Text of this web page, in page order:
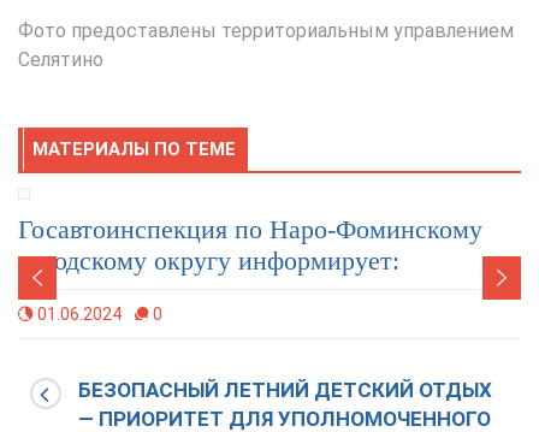
Фото предоставлены территориальным управлением
Селятино
МАТЕРИАЛЫ ПО ТЕМЕ
по Наро-Фоминскому
округу информирует:
0
БЕЗОПАСНЫЙ ЛЕТНИЙ ДЕТСКИЙ ОТДЫХ
— ПРИОРИТЕТ ДЛЯ УПОЛНОМОЧЕННОГО